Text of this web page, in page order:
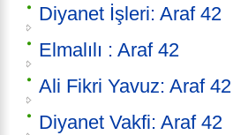
Diyanet İşleri: Araf 42
Elmalılı : Araf 42
Ali Fikri Yavuz: Araf 42
Diyanet Vakfi: Araf 42